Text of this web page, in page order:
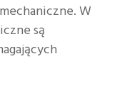
W
są